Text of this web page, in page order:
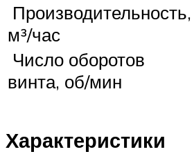
Производительность,
м³/час
Число оборотов
винта, об/мин
Характеристики